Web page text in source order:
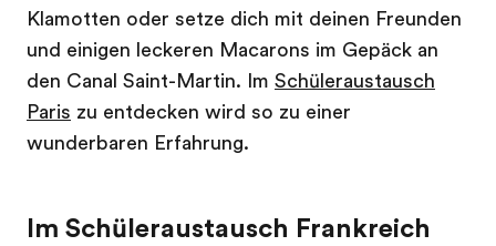
Klamotten oder setze dich mit deinen Freunden
und einigen leckeren Macarons im Gepäck an
den Canal Saint-Martin. Im Schüleraustausch
Paris zu entdecken wird so zu einer
wunderbaren Erfahrung.
Im Schüleraustausch Frankreich